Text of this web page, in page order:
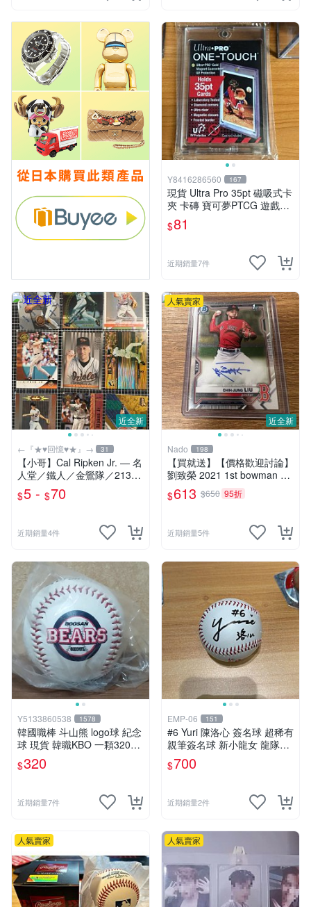
Y8416286560 167
現貨 Ultra Pro 35pt 磁吸式卡
夾 卡磚 寶可夢PTCG 遊戲王
中華職棒球員卡 簽名球 MLB
NBA
$81
近期銷量7件
近全新
←『★♥回憶♥★』→ 31
【小哥】Cal Ripken Jr. — 名
人堂／鐵人／金鶯隊／2131
連續出賽/2632/MLB
$5 - $70
近期銷量4件
近全新
人氣賣家
Nado 198
【買就送】【價格歡迎討論】
劉致榮 2021 1st bowman ch
rome auto 簽名 買就送 任選
鄭宗哲/林振瑋/張育成/林昱
$613 $650 95折
近期銷量5件
Y5133860538 1578
韓國職棒 斗山熊 logo球 紀念
球 現貨 韓職KBO 一顆320元
多顆優惠
$320
近期銷量7件
EMP-06 151
#6 Yuri 陳洛心 簽名球 超稀有
親筆簽名球 新小龍女 龍隊Lo
go隊徽球 味全龍 小龍女 隊友
啦啦隊 中華職棒 CPBL 中華
$700
近期銷量2件
人氣賣家 人氣賣家